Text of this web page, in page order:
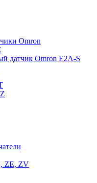
Omron
датчик Omron E2A-S
ZE, ZV